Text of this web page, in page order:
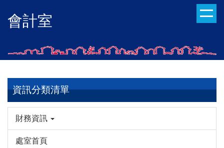
到
內
區
會計室
資訊分類清單
財務資訊
處室首頁